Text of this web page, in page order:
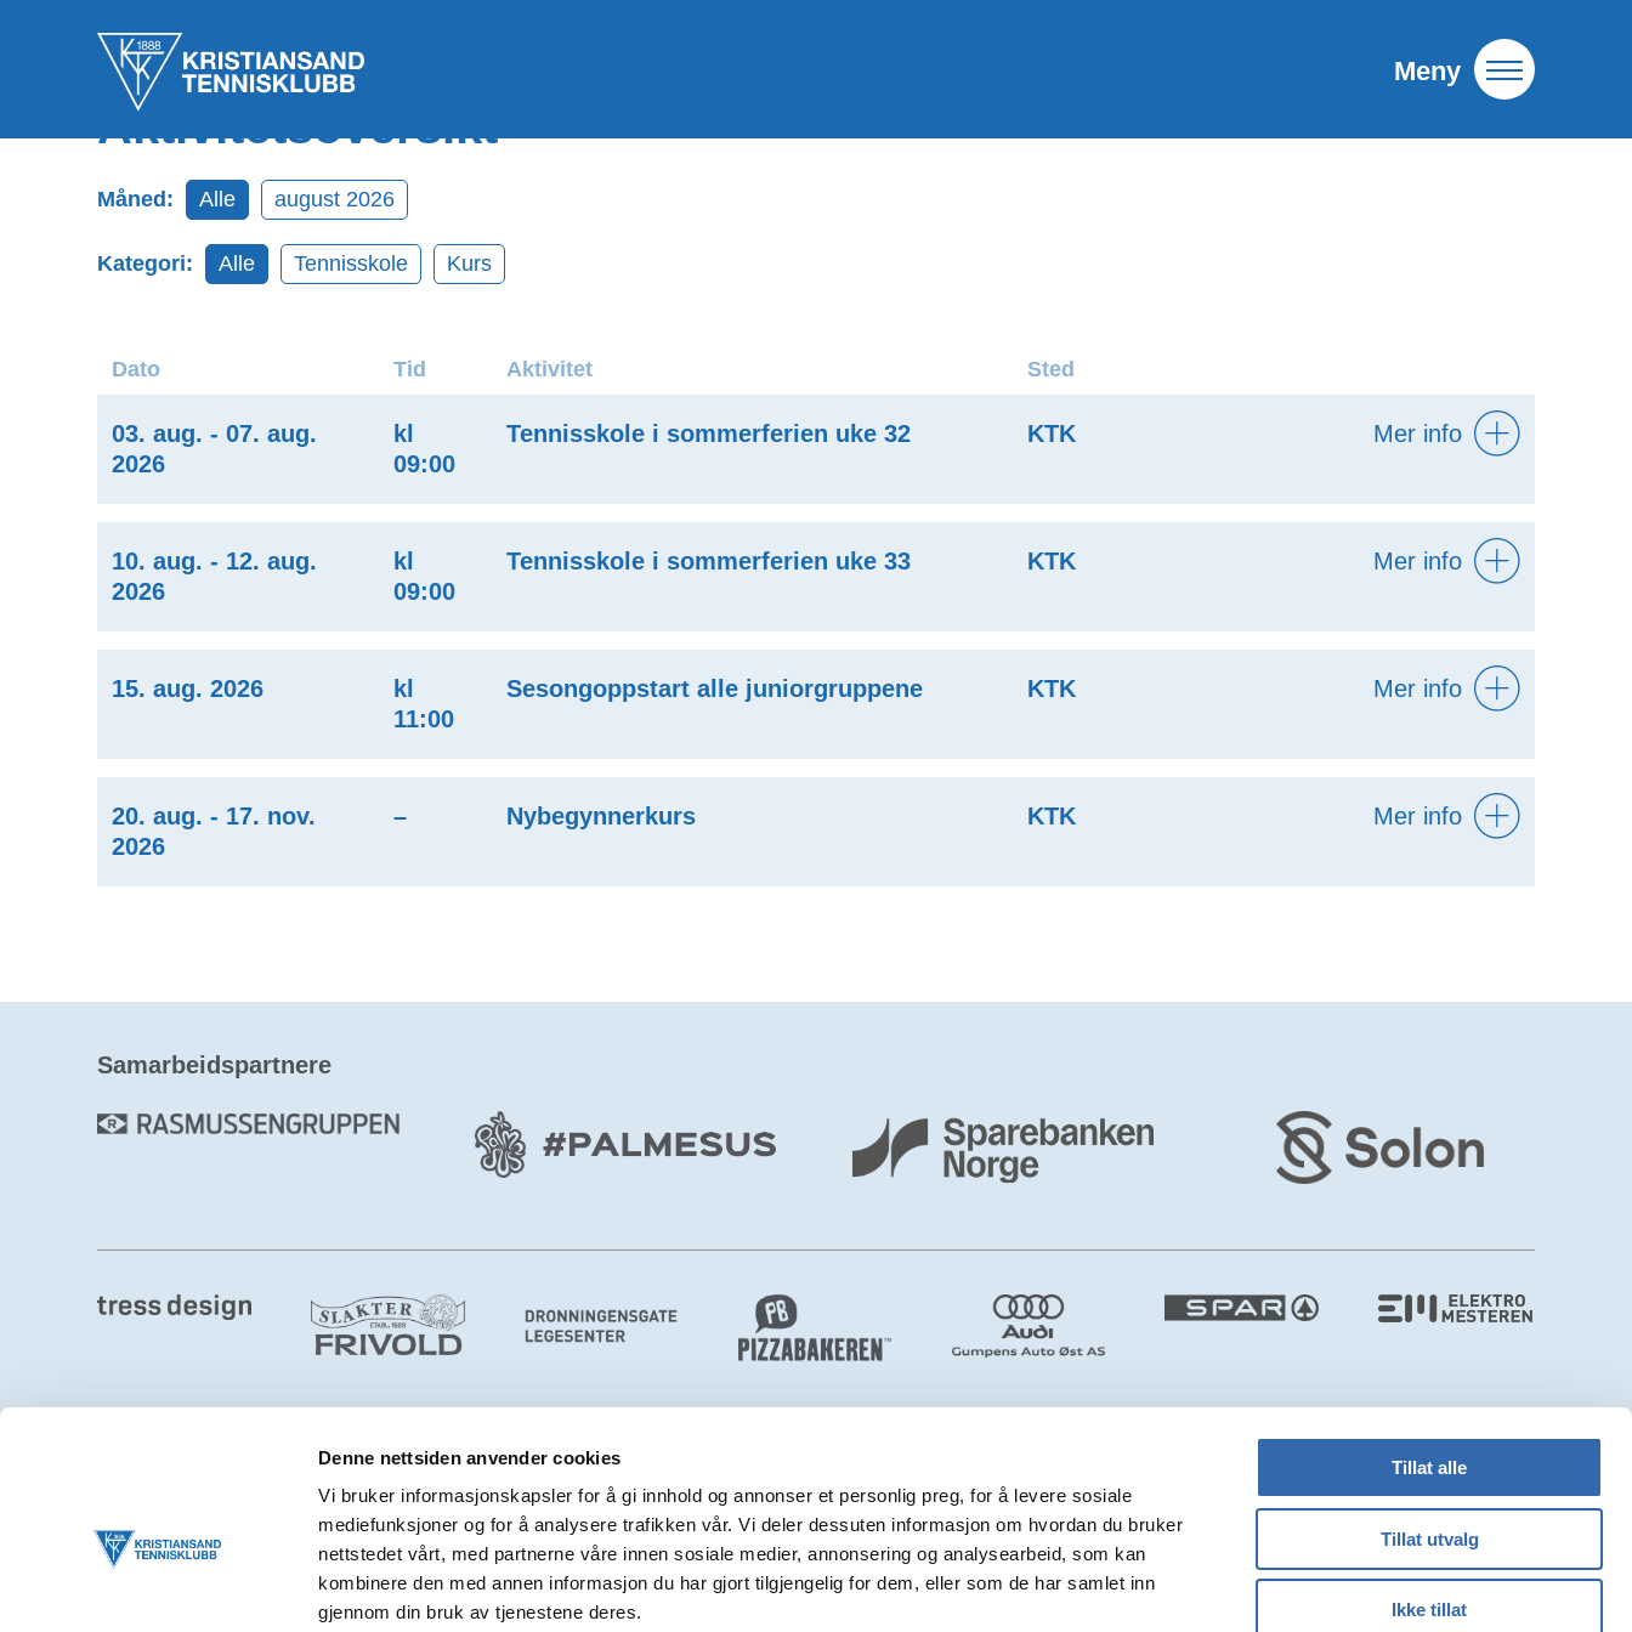
Denne nettsiden anvender cookies
Vi bruker informasjonskapsler for å gi innhold og annonser et personlig preg, for å levere sosiale
mediefunksjoner og for å analysere trafikken vår. Vi deler dessuten informasjon om hvordan du bruker
nettstedet vårt, med partnerne våre innen sosiale medier, annonsering og analysearbeid, som kan
kombinere den med annen informasjon du har gjort tilgjengelig for dem, eller som de har samlet inn
gjennom din bruk av tjenestene deres.
Tillat alle
Tillat utvalg
Ikke tillat
Meny
Aktivitetsoversikt
Måned: Alle august 2026
Kategori: Alle Tennisskole Kurs
Dato Tid Aktivitet Sted
03. aug. - 07. aug.
2026
kl
09:00
Tennisskole i sommerferien uke 32 KTK Mer info
10. aug. - 12. aug.
2026
kl
09:00
Tennisskole i sommerferien uke 33 KTK Mer info
15. aug. 2026
kl
11:00
Sesongoppstart alle juniorgruppene KTK Mer info
20. aug. - 17. nov.
2026
– Nybegynnerkurs KTK Mer info
Samarbeidspartnere
Kristiansand Tennisklubb
Østre Ringvei 2, 4632 Kristiansand S
post@ktk.no
Webdesign:Tress Design/ CMS:Monoform